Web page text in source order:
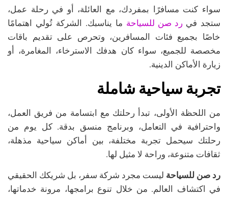
سواء كنت مسافرًا بمفردك، مع العائلة، أو في رحلة عمل،
ستجد في رد صن للسياحة ما يناسبك. الشركة تُولي اهتمامًا
خاصًا بجميع فئات المسافرين، وتحرص على تقديم باقات
مخصصة للجميع، سواء كان هدفك الاسترخاء، المغامرة، أو
زيارة الأماكن الدينية.
تجربة سياحية شاملة
من اللحظة الأولى، تبدأ رحلتك مع ابتسامة من فريق العمل،
واحترافية في التعامل، وبرنامج منسق بدقة. كل يوم من
رحلتك سيحمل تجربة مختلفة، بين أماكن سياحية مذهلة،
ثقافات متنوعة، وراحة لا مثيل لها.
رد صن للسياحة ليست مجرد شركة سفر، بل شريكك الحقيقي
في اكتشاف العالم. من خلال تنوع برامجها، مرونة خدماتها،